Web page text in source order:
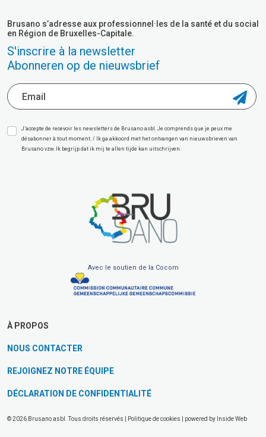
Brusano s’adresse aux professionnel·les de la santé et du social
en Région de Bruxelles-Capitale.
S'inscrire à la newsletter
Abonneren op de nieuwsbrief
J’accepte de recevoir les newsletters de Brusano asbl. Je comprends que je peux me
désabonner à tout moment. / Ik ga akkoord met het ontvangen van nieuwsbrieven van
Brusano vzw. Ik begrijp dat ik mij te allen tijde kan uitschrijven.
Avec le soutien de la Cocom
À PROPOS
NOUS CONTACTER
REJOIGNEZ NOTRE ÉQUIPE
DÉCLARATION DE CONFIDENTIALITÉ
© 2026 Brusano asbl. Tous droits réservés | Politique de cookies | powered by Inside Web